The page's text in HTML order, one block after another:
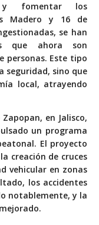
fomentar los
Madero y 16 de
se han
que ahora son
personas. Este tipo
seguridad, sino que
local, atrayendo
en Jalisco,
un programa
El proyecto
creación de cruces
vehicular en zonas
los accidentes
notablemente, y la